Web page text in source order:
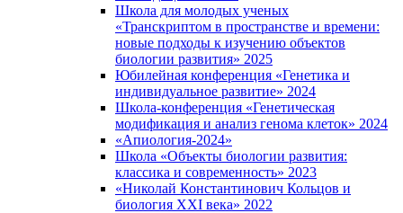
Школа для молодых ученых
«Транскриптом в пространстве и времени:
новые подходы к изучению объектов
биологии развития» 2025
Юбилейная конференция «Генетика и
индивидуальное развитие» 2024
Школа-конференция «Генетическая
модификация и анализ генома клеток» 2024
«Апиология-2024»
Школа «Объекты биологии развития:
классика и современность» 2023
«Николай Константинович Кольцов и
биология XXI века» 2022